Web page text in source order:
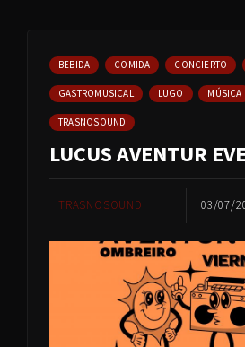
BEBIDA COMIDA CONCIERTO
GASTROMUSICAL LUGO MÚSICA
TRASNOSOUND
LUCUS AVENTUR
TRASNOSOUND 03/07/